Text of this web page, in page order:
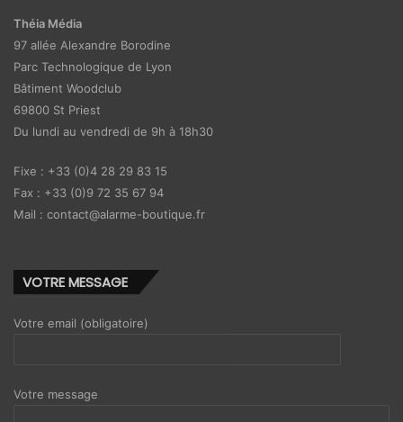
Théia Média
97 allée Alexandre Borodine
Parc Technologique de Lyon
Bâtiment Woodclub
69800 St Priest
Du lundi au vendredi de 9h à 18h30
Fixe : +33 (0)4 28 29 83 15
Fax : +33 (0)9 72 35 67 94
Mail : contact@alarme-boutique.fr
VOTRE MESSAGE
Votre email (obligatoire)
Votre message